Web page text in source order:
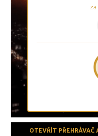
za
OTEVŘÍT PŘEHRÁVAČ